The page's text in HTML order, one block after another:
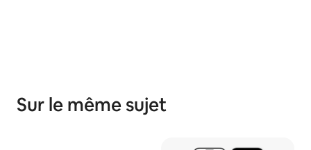
Sur le même sujet